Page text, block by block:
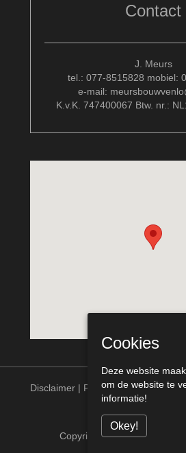
Contact
J. Meurs
tel.: 077-8515828 mobiel:
e-mail:
K.v.K. 747400067 Btw. nr.:
Disclaimer | Privacy statement
Copyright © Meurs Bouw
Cookies
Deze website
om de website te
informatie!
Okey!